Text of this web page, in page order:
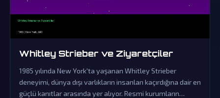
Whitley Strieber ve Ziyaretçiler
1985 yılında New York'ta yaşanan Whitley Strieber
deneyimi, dünya dışı varlıkların insanları kaçırdığına dair en
güçlü kanıtlar arasında yer alıyor. Resmi kurumların